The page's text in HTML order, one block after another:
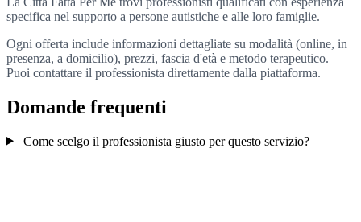
specifica nel supporto a persone autistiche e alle loro famiglie.
Ogni offerta include informazioni dettagliate su modalità (online, in
presenza, a domicilio), prezzi, fascia d'età e metodo terapeutico.
Puoi contattare il professionista direttamente dalla piattaforma.
Domande frequenti
Come scelgo il professionista giusto per questo servizio?